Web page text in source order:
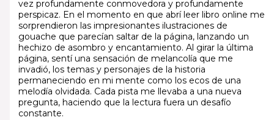
vez profundamente conmovedora y profundamente
perspicaz. En el momento en que abrí leer libro online me
sorprendieron las impresionantes ilustraciones de
gouache que parecían saltar de la página, lanzando un
hechizo de asombro y encantamiento. Al girar la última
página, sentí una sensación de melancolía que me
invadió, los temas y personajes de la historia
permaneciendo en mi mente como los ecos de una
melodía olvidada. Cada pista me llevaba a una nueva
pregunta, haciendo que la lectura fuera un desafío
constante.